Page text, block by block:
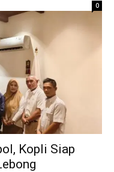
0
Kopli Siap